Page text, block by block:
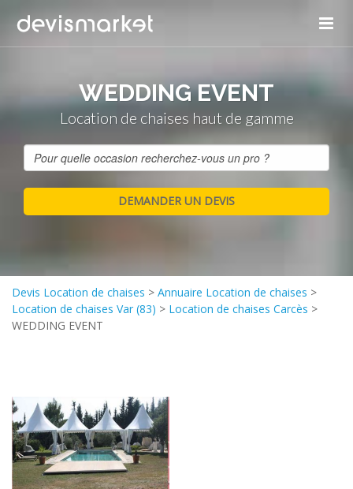
WEDDING EVENT
Location de chaises haut de gamme
Devis Location de chaises > Annuaire Location de chaises >
Location de chaises Var (83) > Location de chaises Carcès >
WEDDING EVENT